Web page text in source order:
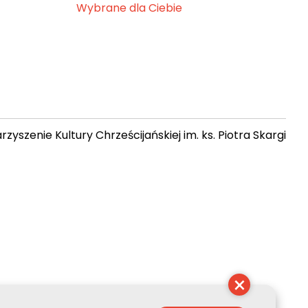
Wybrane dla Ciebie
Kultury Chrześcijańskiej im. ks. Piotra Skargi
×